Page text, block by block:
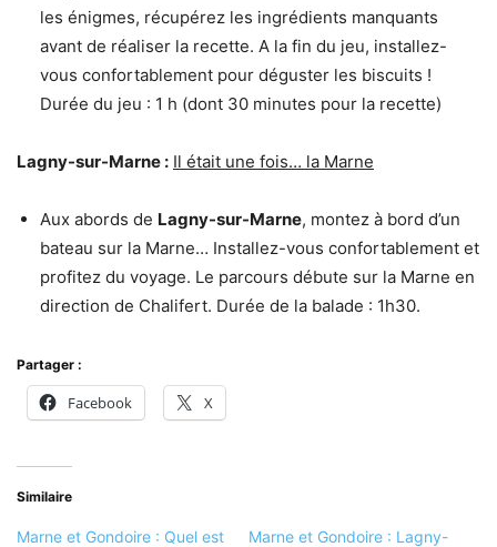
les énigmes, récupérez les ingrédients manquants
avant de réaliser la recette. A la fin du jeu, installez-
vous confortablement pour déguster les biscuits !
Durée du jeu : 1 h (dont 30 minutes pour la recette)
Lagny-sur-Marne : Il était une fois… la Marne
Aux abords de Lagny-sur-Marne, montez à bord d’un
bateau sur la Marne… Installez-vous confortablement et
profitez du voyage. Le parcours débute sur la Marne en
direction de Chalifert. Durée de la balade : 1h30.
Partager :
Facebook X
Similaire
Marne et Gondoire : Quel est
Marne et Gondoire : Lagny-